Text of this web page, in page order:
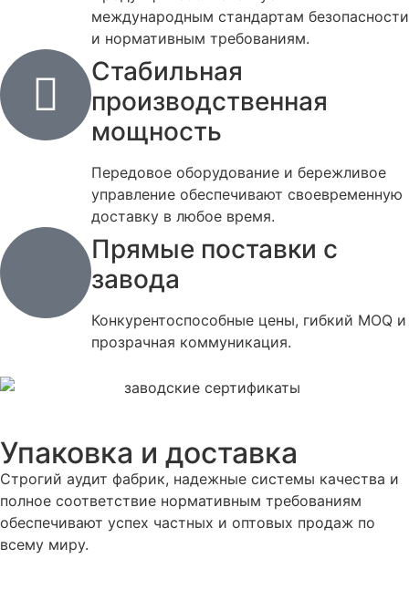
международным стандартам безопасности
и нормативным требованиям.
Стабильная
производственная
мощность
Передовое оборудование и бережливое
управление обеспечивают своевременную
доставку в любое время.
Прямые поставки с
завода
Конкурентоспособные цены, гибкий MOQ и
прозрачная коммуникация.
Упаковка и доставка
Строгий аудит фабрик, надежные системы качества и
полное соответствие нормативным требованиям
обеспечивают успех частных и оптовых продаж по
всему миру.